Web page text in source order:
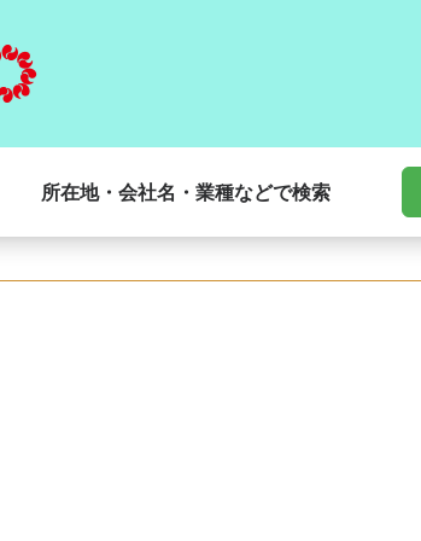
所在地・会社名・業種などで検索